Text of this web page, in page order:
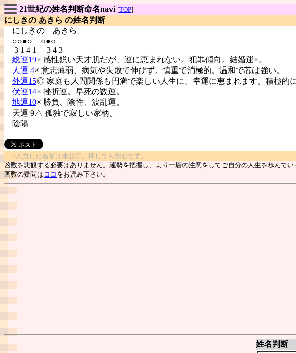
21世紀の姓名判断命名navi [TOP]
にしきの あきら の姓名判断
にしきの あきら
○○●○ ○●○
3 1 4 1 3 4 3
総運19× 感性鋭い天才肌だが、運に恵まれない。犯罪傾向。結婚運×。
人運 4× 意志薄弱、病気や失敗で伸びず。慎重で消極的。温和で芯は強い。
外運15◎ 家庭も人間関係も円満で楽しい人生に。幸運に恵まれます。積極的に
伏運14× 挫折運。早死の数運。
地運10× 勝負、陰性、波乱運。
天運 9△ 孤独で寂しい家柄。
陰陽
↑入力した名前は非公開。押しても安心です。
凶数を悲観する必要はありません。運勢を把握し、より一層の注意をしてご自分の人生を歩んでい
画数の疑問は ココ をお読み下さい。
姓名判断